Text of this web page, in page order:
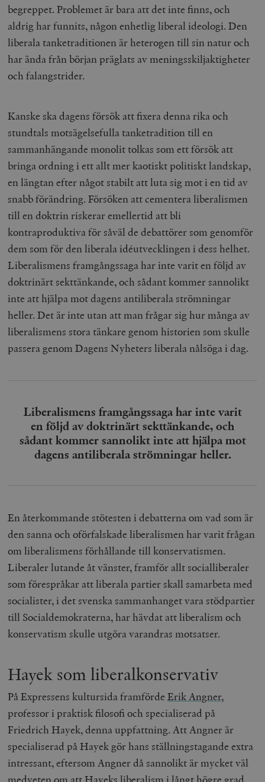
begreppet. Problemet är bara att det inte finns, och
aldrig har funnits, någon enhetlig liberal ideologi. Den
liberala tanketraditionen är heterogen till sin natur och
har ända från början präglats av meningsskiljaktigheter
och falangstrider.
Kanske ska dagens försök att fixera denna rika och
stundtals motsägelsefulla tanketradition till en
sammanhängande monolit tolkas som ett försök att
bringa ordning i ett allt mer kaotiskt politiskt landskap,
en längtan efter något stabilt att luta sig mot i en tid av
snabb förändring. Försöken att cementera liberalismen
till en doktrin riskerar emellertid att bli
kontraproduktiva för såväl de debattörer som genomför
dem som för den liberala idéutvecklingen i dess helhet.
Liberalismens framgångssaga har inte varit en följd av
doktrinärt sekttänkande, och sådant kommer sannolikt
inte att hjälpa mot dagens antiliberala strömningar
heller. Det är inte utan att man frågar sig hur många av
liberalismens stora tänkare genom historien som skulle
passera genom Dagens Nyheters liberala nålsöga i dag.
Liberalismens framgångssaga har inte varit
en följd av doktrinärt sekttänkande, och
sådant kommer sannolikt inte att hjälpa mot
dagens antiliberala strömningar heller.
En återkommande stötesten i debatterna om vad som är
den sanna och oförfalskade liberalismen har varit frågan
om liberalismens förhållande till konservatismen.
Liberaler lutande åt vänster, framför allt socialliberaler
som förespråkar att liberala partier skall samarbeta med
socialister, i det svenska sammanhanget vara stödpartier
till Socialdemokraterna, har hävdat att liberalism och
konservatism skulle utgöra varandras motsatser.
Hayek som liberalkonservativ
På Expressens kultursida framfördeErik Angner,
professor i praktisk filosofi och specialiserad på
Friedrich Hayek, denna uppfattning. Att Angner är
specialiserad på Hayek gör hans ställningstagande extra
intressant, eftersom Angner då sannolikt är mycket väl
medveten om att Hayeks liberalism i långt högre grad